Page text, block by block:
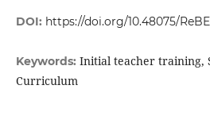
DOI: https://doi.org/10.48075/
Keywords: Initial teacher training,
Curriculum